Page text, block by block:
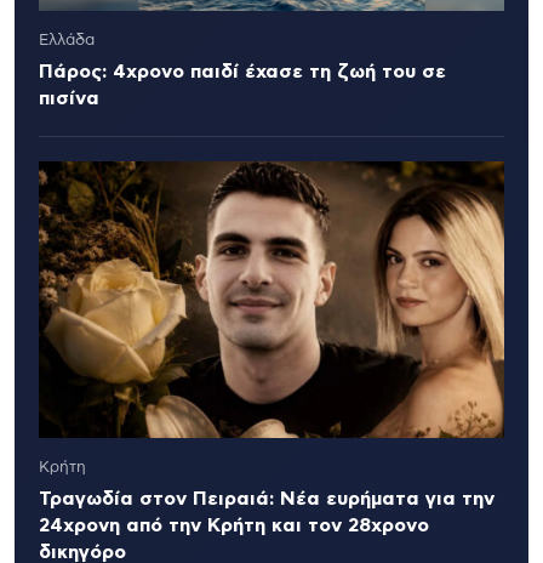
Ελλάδα
Πάρος: 4χρονο παιδί έχασε τη ζωή του σε
πισίνα
Κρήτη
Τραγωδία στον Πειραιά: Νέα ευρήματα για την
24χρονη από την Κρήτη και τον 28χρονο
δικηγόρο